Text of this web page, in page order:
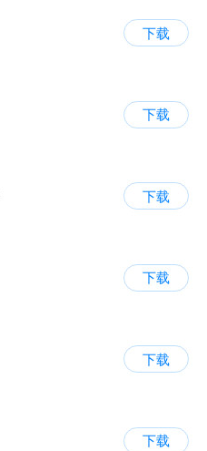
下载
下载
下载
下载
下载
下载